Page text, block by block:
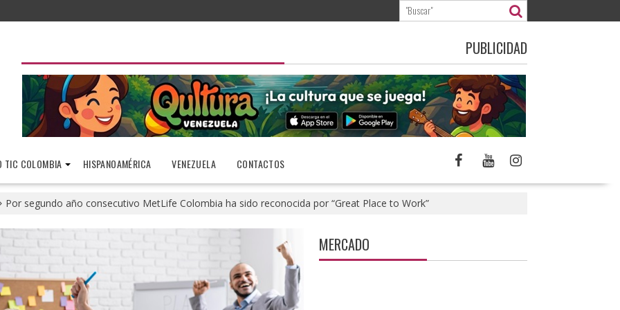
PUBLICIDAD
TIC COLOMBIA HISPANOAMÉRICA VENEZUELA CONTACTOS
Por segundo año consecutivo MetLife Colombia ha sido reconocida por “Great Place to Work”
MERCADO